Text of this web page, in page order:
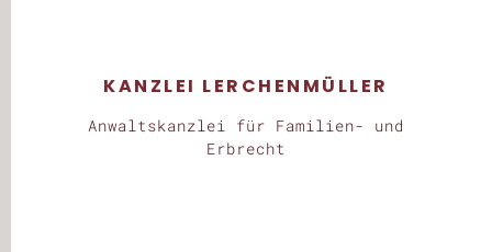
KANZLEI LERCHENMÜLLER
Anwaltskanzlei für Familien- und
Erbrecht